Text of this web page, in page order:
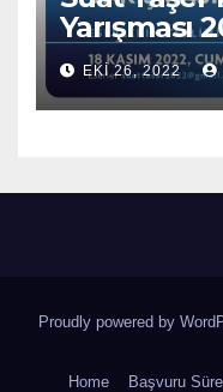
Yarışması
EKI 26, 2022
Proudly powered by
Home Başvuru